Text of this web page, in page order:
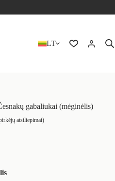
LT
gabaliukai (mėginėlis)
atsiliepimai)